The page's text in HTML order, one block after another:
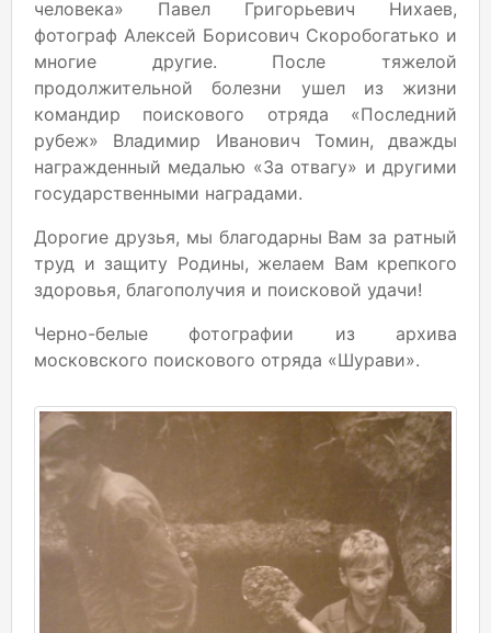
человека» Павел Григорьевич Нихаев,
фотограф Алексей Борисович Скоробогатько и
многие другие. После тяжелой
продолжительной болезни ушел из жизни
командир поискового отряда «Последний
рубеж» Владимир Иванович Томин, дважды
награжденный медалью «За отвагу» и другими
государственными наградами.
Дорогие друзья, мы благодарны Вам за ратный
труд и защиту Родины, желаем Вам крепкого
здоровья, благополучия и поисковой удачи!
Черно-белые фотографии из архива
московского поискового отряда «Шурави».